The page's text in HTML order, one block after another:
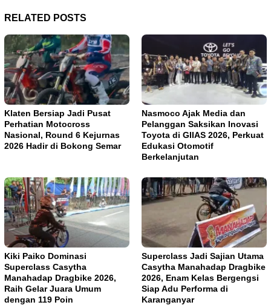
RELATED POSTS
Klaten Bersiap Jadi Pusat
Perhatian Motocross
Nasional, Round 6 Kejurnas
2026 Hadir di Bokong Semar
Nasmoco Ajak Media dan
Pelanggan Saksikan Inovasi
Toyota di GIIAS 2026, Perkuat
Edukasi Otomotif
Berkelanjutan
Kiki Paiko Dominasi
Superclass Casytha
Manahadap Dragbike 2026,
Raih Gelar Juara Umum
dengan 119 Poin
Superclass Jadi Sajian Utama
Casytha Manahadap Dragbike
2026, Enam Kelas Bergengsi
Siap Adu Performa di
Karanganyar